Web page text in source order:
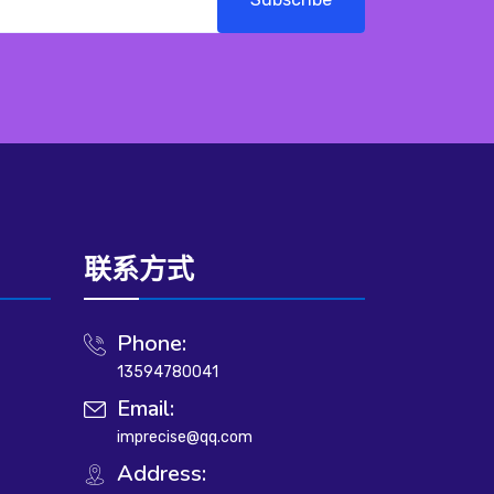
联系方式
Phone:
13594780041
Email:
imprecise@qq.com
Address: